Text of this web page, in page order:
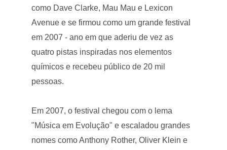
como Dave Clarke, Mau Mau e Lexicon
Avenue e se firmou como um grande festival
em 2007 - ano em que aderiu de vez as
quatro pistas inspiradas nos elementos
químicos e recebeu público de 20 mil
pessoas.
Em 2007, o festival chegou com o lema
"Música em Evolução" e escaladou grandes
nomes como Anthony Rother, Oliver Klein e